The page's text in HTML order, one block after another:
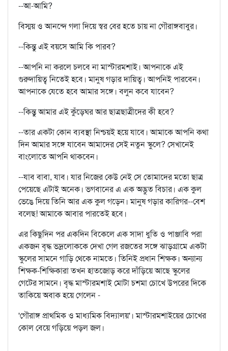
--আ-আমি?
বিস্ময় ও আনন্দে গলা দিয়ে স্বর বের হতে চায় না গৌরাঙ্গবাবুর।
--কিন্তু এই বয়সে আমি কি পারব?
--আপনি না করলে চলবে না মাস্টারমশাই। আপনাকে এই
গুরুদায়িত্ব নিতেই হবে। মানুষ গড়ার দায়িত্ব। আপনিই পারবেন।
আপনাকে যেতে হবে আমার সঙ্গে। বলুন কবে যাবেন?
--কিন্তু আমার এই কুঁড়েঘর আর ছাত্রছাত্রীদের কী হবে?
--তার একটা কোন ব্যবস্থা নিশ্চয়ই হয়ে যাবে। আমাকে আপনি কথা
দিন আমার সঙ্গে যাবেন আমাদের সেই নতুন স্কুলে? সেখানেই
বাংলোতে আপনি থাকবেন।
--যাব বাবা, যাব। যার নিজের কেউ নেই সে তোমাদের মতো ছাত্র
পেয়েছে এটাই অনেক। ভগবানের এ এক অদ্ভুত বিচার। এক কুল
ভেঙে দিয়ে তিনি আর এক কুল গড়েন। মানুষ গড়ার কারিগর--বেশ
বলেছ! আমাকে আবার পারতেই হবে।
এর কিছুদিন পর একদিন বিকেলে এক সাদা ধুতি ও পাঞ্জাবি পরা
একজন বৃদ্ধ ভদ্রলোককে দেখা গেল রজতের সঙ্গে ঝাড়গ্রামে একটা
স্কুলের সামনে গাড়ি থেকে নামতে। তিনিই প্রধান শিক্ষক। অন্যান্য
শিক্ষক-শিক্ষিকারা তখন হাতজোড় করে দাঁড়িয়ে আছে স্কুলের
গেটের সামনে। বৃদ্ধ মাস্টারমশাই মোটা চশমা চোখে উপরের দিকে
তাকিয়ে অবাক হয়ে গেলেন -
'গৌরাঙ্গ প্রাথমিক ও মাধ্যমিক বিদ্যালয়'। মাস্টারমশাইয়ের চোখের
কোল বেয়ে গড়িয়ে পড়ল জল।